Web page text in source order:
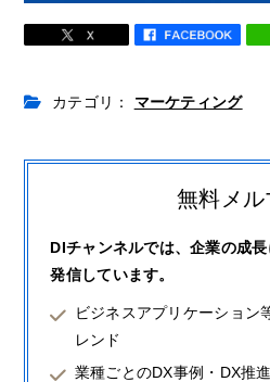
カテゴリ： マーケティング
無料メル
DIチャンネルでは、企業の成
発信しています。
ビジネスアプリケーション
レンド
業種ごとのDX事例・DX推